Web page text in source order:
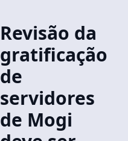
Revisão da
gratificação
de
servidores
de Mogi